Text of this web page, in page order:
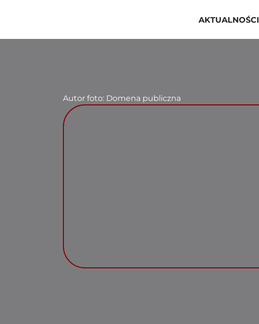
AKTUALNOŚCI
Autor foto: Domena publiczna